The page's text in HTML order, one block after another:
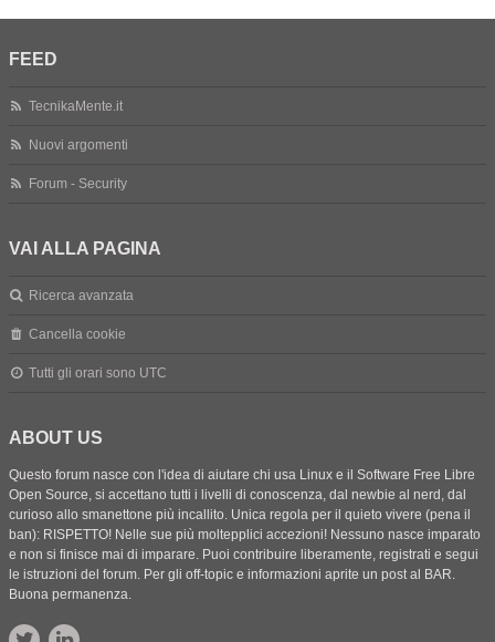
FEED
TecnikaMente.it
Nuovi argomenti
Forum - Security
VAI ALLA PAGINA
Ricerca avanzata
Cancella cookie
Tutti gli orari sono UTC
ABOUT US
Questo forum nasce con l'idea di aiutare chi usa Linux e il Software Free Libre
Open Source, si accettano tutti i livelli di conoscenza, dal newbie al nerd, dal
curioso allo smanettone più incallito. Unica regola per il quieto vivere (pena il
ban): RISPETTO! Nelle sue più moltepplici accezioni! Nessuno nasce imparato
e non si finisce mai di imparare. Puoi contribuire liberamente, registrati e segui
le istruzioni del forum. Per gli off-topic e informazioni aprite un post al BAR.
Buona permanenza.